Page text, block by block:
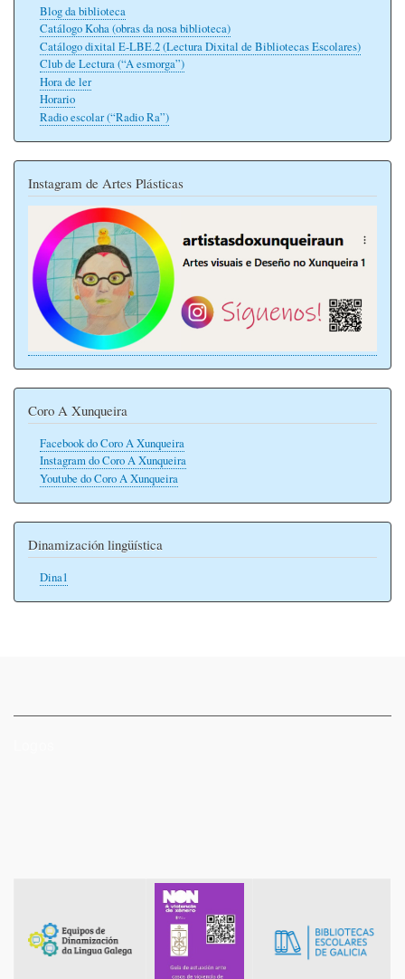
Blog da biblioteca
Catálogo Koha (obras da nosa biblioteca)
Catálogo dixital E-LBE.2 (Lectura Dixital de Bibliotecas Escolares)
Club de Lectura (“A esmorga”)
Hora de ler
Horario
Radio escolar (“Radio Ra”)
Instagram de Artes Plásticas
Coro A Xunqueira
Facebook do Coro A Xunqueira
Instagram do Coro A Xunqueira
Youtube do Coro A Xunqueira
Dinamización lingüística
Dina1